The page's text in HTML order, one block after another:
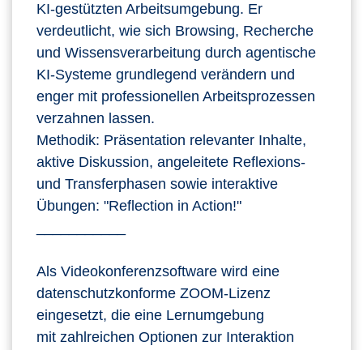
KI‑gestützten Arbeitsumgebung. Er
verdeutlicht, wie sich Browsing, Recherche
und Wissensverarbeitung durch agentische
KI‑Systeme grundlegend verändern und
enger mit professionellen Arbeitsprozessen
verzahnen lassen.
Methodik: Präsentation relevanter Inhalte,
aktive Diskussion, angeleitete Reflexions-
und Transferphasen sowie interaktive
Übungen: "Reflection in Action!"
Als Videokonferenzsoftware wird eine
datenschutzkonforme ZOOM-Lizenz
eingesetzt, die eine Lernumgebung
mit zahlreichen Optionen zur Interaktion